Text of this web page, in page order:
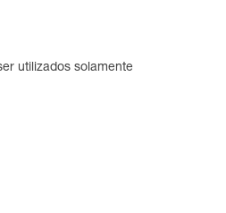
utilizados solamente